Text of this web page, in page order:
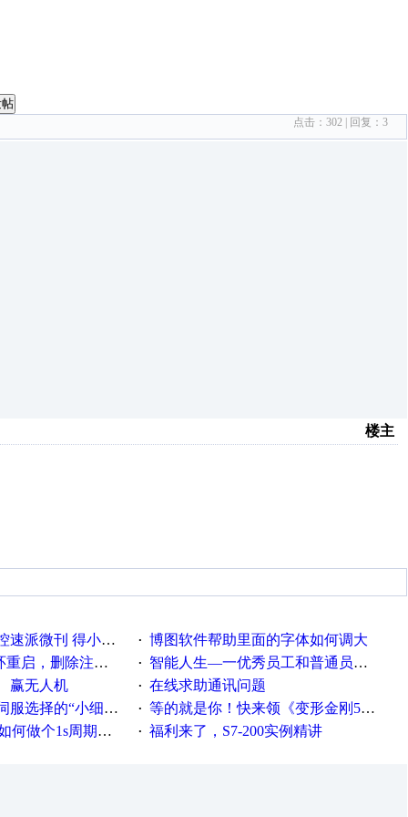
点击： 302 | 回复： 3
楼主
得小米手环 中奖通知 · 博图软件帮助里面的字体如何调大
除注册表信息没有用
·
智能人生—一优秀员工和普通员工差别，精辟到位！
赢无人机
· 在线求助通讯问题
小细节大学问”奖励公告
· 等的就是你！快来领《变形金刚5》观影券
1s周期循环的脚本
· 福利来了，S7-200实例精讲